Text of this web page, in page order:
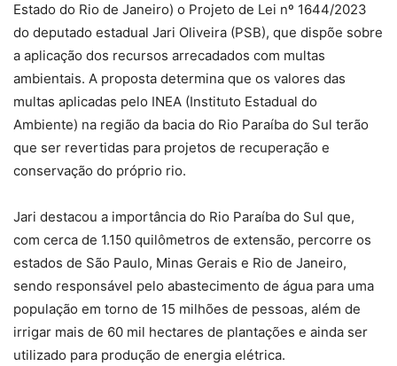
Estado do Rio de Janeiro) o Projeto de Lei nº 1644/2023
do deputado estadual Jari Oliveira (PSB), que dispõe sobre
a aplicação dos recursos arrecadados com multas
ambientais. A proposta determina que os valores das
multas aplicadas pelo INEA (Instituto Estadual do
Ambiente) na região da bacia do Rio Paraíba do Sul terão
que ser revertidas para projetos de recuperação e
conservação do próprio rio.
Jari destacou a importância do Rio Paraíba do Sul que,
com cerca de 1.150 quilômetros de extensão, percorre os
estados de São Paulo, Minas Gerais e Rio de Janeiro,
sendo responsável pelo abastecimento de água para uma
população em torno de 15 milhões de pessoas, além de
irrigar mais de 60 mil hectares de plantações e ainda ser
utilizado para produção de energia elétrica.